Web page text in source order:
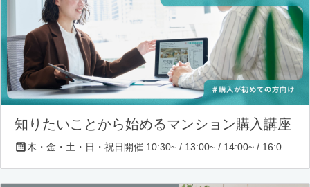
知りたいことから始めるマンション購入講座